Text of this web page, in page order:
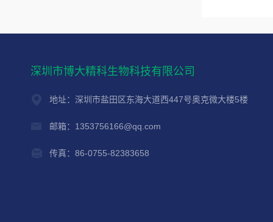
深圳市博大精科生物科技有限公司
地址：深圳市盐田区东海大道西447号奥克微大楼5楼
邮箱：1353756166@qq.com
传真：86-0755-82383658